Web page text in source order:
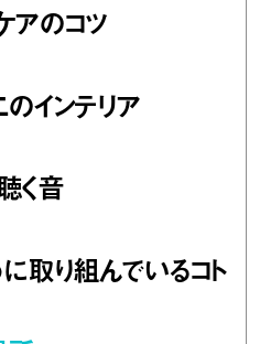
アのコツ
インテリア
く音
取り組んでいるコト